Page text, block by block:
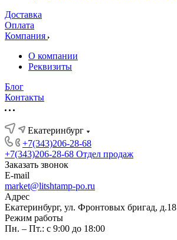
Доставка
Оплата
Компания
О компании
Реквизиты
Блог
Контакты
Екатеринбург
+7(343)206-28-68
+7(343)206-28-68 Отдел продаж
Заказать звонок
E-mail
market@litshtamp-po.ru
Адрес
Екатеринбург, ул. Фронтовых бригад, д.18
Режим работы
Пн. – Пт.: с 9:00 до 18:00